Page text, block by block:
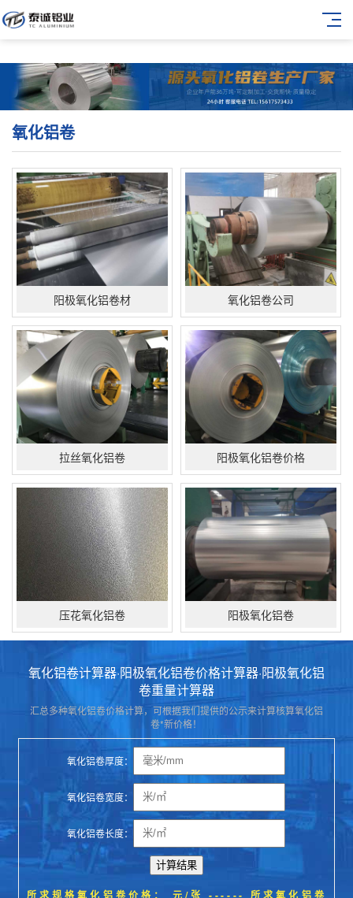
氧化铝卷
阳极氧化铝卷材 氧化铝卷公司
拉丝氧化铝卷 阳极氧化铝卷价格
压花氧化铝卷 阳极氧化铝卷
氧化铝卷计算器·阳极氧化铝卷价格计算器·阳极氧化铝
卷重量计算器
汇总多种氧化铝卷价格计算，可根据我们提供的公示来计算核算氧化铝
卷*新价格！
氧化铝卷厚度：
氧化铝卷宽度：
氧化铝卷长度：
计算结果
所求规格氧化铝卷价格：
元/张 ------ 所求氧化铝卷